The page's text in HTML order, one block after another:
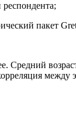
респондента;
пакет
Средний